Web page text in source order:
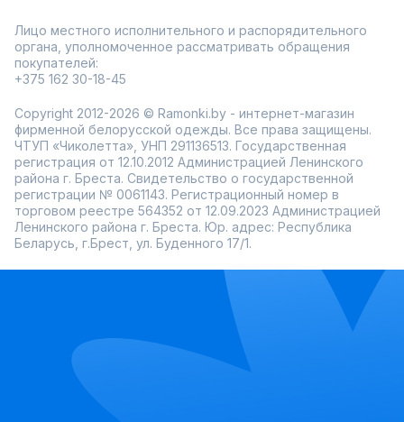
Лицо местного исполнительного и распорядительного
органа, уполномоченное рассматривать обращения
покупателей:
+375 162 30-18-45
Copyright 2012-2026 © Ramonki.by - интернет-магазин
фирменной белорусской одежды. Все права защищены.
ЧТУП «Чиколетта», УНП 291136513. Государственная
регистрация от 12.10.2012 Администрацией Ленинского
района г. Бреста. Свидетельство о государственной
регистрации № 0061143. Регистрационный номер в
торговом реестре 564352 от 12.09.2023 Администрацией
Ленинского района г. Бреста. Юр. адрес: Республика
Беларусь, г.Брест, ул. Буденного 17/1.